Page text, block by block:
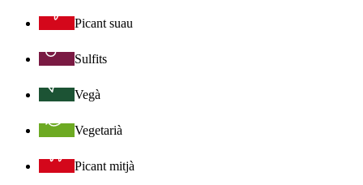
Picant suau
Sulfits
Vegà
Vegetarià
Picant mitjà